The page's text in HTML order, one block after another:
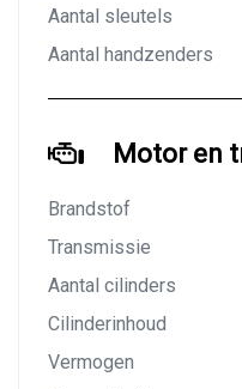
Aantal sleutels
Aantal handzenders
Motor en
Brandstof
Transmissie
Aantal cilinders
Cilinderinhoud
Vermogen